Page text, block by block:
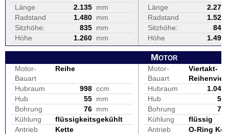
Länge
2.135 mm
Radstand
1.480 mm
Sitzhöhe:
835 mm
Höhe
1.260 mm
Länge
2.270
Radstand
1.520
Sitzhöhe:
840
Höhe
1.490
Motor
Motor-
Bauart
Reihe
Hubraum 998 ccm
Hub
55 mm
Bohrung
76 mm
Kühlung
flüssigkeitsgekühlt
Antrieb
Kette
Motor-
Bauart
Viertakt-
Hubraum
1.043
Hub
56
Bohrung
77
Kühlung
flüssig
Antrieb
O-Ring